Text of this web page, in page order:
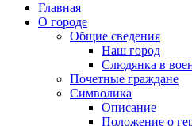
Главная
О городе
Общие сведения
Наш город
Слюдянка в
Почетные граждане
Символика
Описание
Положение о